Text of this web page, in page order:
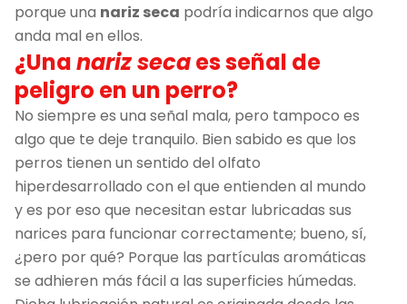
porque una nariz seca podría indicarnos que algo
anda mal en ellos.
¿Unanariz secaes señal de
peligro en un perro?
No siempre es una señal mala, pero tampoco es
algo que te deje tranquilo. Bien sabido es que los
perros tienen un sentido del olfato
hiperdesarrollado con el que entienden al mundo
y es por eso que necesitan estar lubricadas sus
narices para funcionar correctamente; bueno, sí,
¿pero por qué? Porque las partículas aromáticas
se adhieren más fácil a las superficies húmedas.